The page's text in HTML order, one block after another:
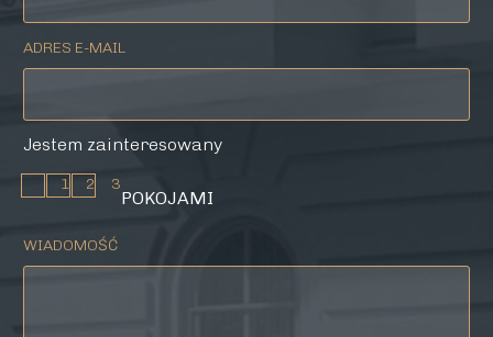
ADRES E-MAIL
Jestem zainteresowany
1 2 3
POKOJAMI
WIADOMOŚĆ